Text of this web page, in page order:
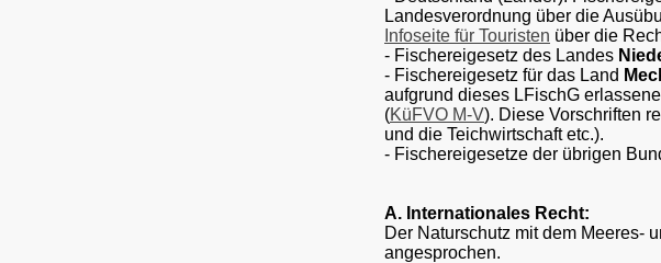
Landesverordnung über die
Infoseite für Touristen über die
- Fischereigesetz des Landes
- Fischereigesetz für das Land
aufgrund dieses LFischG
(KüFVO M-V). Diese Vorschriften
und die Teichwirtschaft etc.).
- Fischereigesetze der übrigen
A. Internationales Recht:
Der Naturschutz mit dem Meeres-
angesprochen.